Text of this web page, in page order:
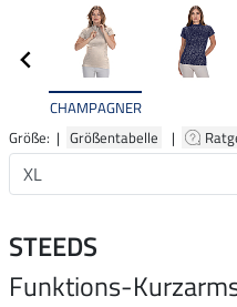
CHAMPAGNER
Größe: | Größentabelle |
STEEDS
Funktions-